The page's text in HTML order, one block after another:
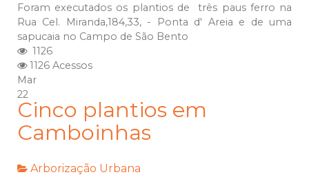
Foram executados os plantios de três paus ferro na
Rua Cel. Miranda,184,33, - Ponta d' Areia e de uma
sapucaia no Campo de São Bento
1126
1126 Acessos
Mar
22
Cinco plantios em
Camboinhas
Arborização Urbana